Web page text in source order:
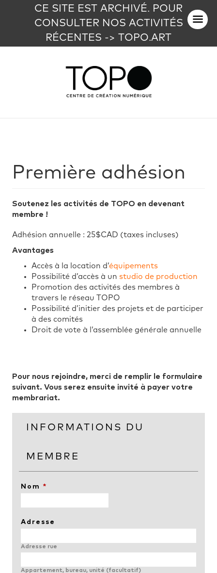
CE SITE EST ARCHIVÉ. POUR
CONSULTER NOS ACTIVITÉS
RÉCENTES -> TOPO.ART
Première adhésion
Soutenez les activités de TOPO en devenant
membre !
Adhésion annuelle : 25$CAD (taxes incluses)
Avantages
Accès à la location d’équipements
Possibilité d’accès à un studio de production
Promotion des activités des membres à
travers le réseau TOPO
Possibilité d’initier des projets et de participer
à des comités
Droit de vote à l’assemblée générale annuelle
Pour nous rejoindre, merci de remplir le formulaire
suivant. Vous serez ensuite invité à payer votre
membrariat.
INFORMATIONS DU
MEMBRE
Nom *
Adresse
Adresse rue
Appartement, bureau, unité (facultatif)